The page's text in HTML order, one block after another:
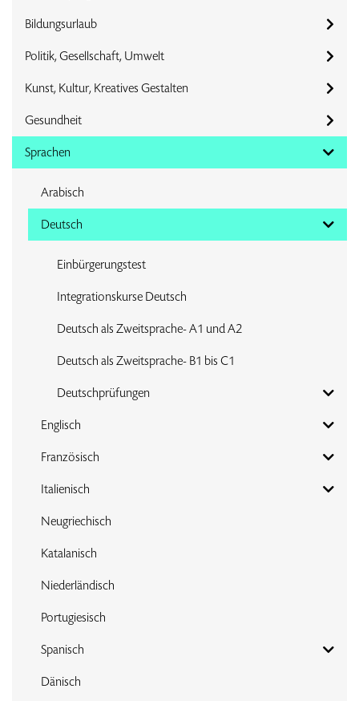
Bildungsurlaub
Politik, Gesellschaft, Umwelt
Kunst, Kultur, Kreatives Gestalten
Gesundheit
Sprachen
Arabisch
Deutsch
Einbürgerungstest
Integrationskurse Deutsch
Deutsch als Zweitsprache- A1 und A2
Deutsch als Zweitsprache- B1 bis C1
Deutschprüfungen
Englisch
Französisch
Italienisch
Neugriechisch
Katalanisch
Niederländisch
Portugiesisch
Spanisch
Dänisch